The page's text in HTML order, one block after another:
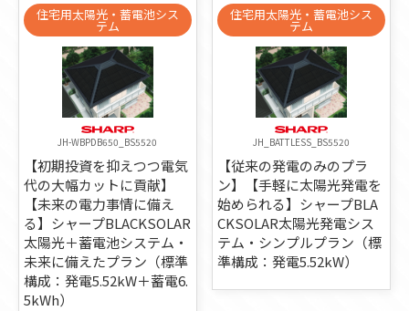
住宅用太陽光・蓄電池シス
テム
JH-WBPDB650_BS5520
【初期投資を抑えつつ電気
代の大幅カットに貢献】
【未来の電力事情に備え
る】シャープBLACKSOLAR
太陽光＋蓄電池システム・
未来に備えたプラン（標準
構成：発電5.52kW＋蓄電6.
5kWh）
住宅用太陽光・蓄電池シス
テム
JH_BATTLESS_BS5520
【従来の発電のみのプラ
ン】【手軽に太陽光発電を
始められる】シャープBLA
CKSOLAR太陽光発電シス
テム・シンプルプラン（標
準構成：発電5.52kW）